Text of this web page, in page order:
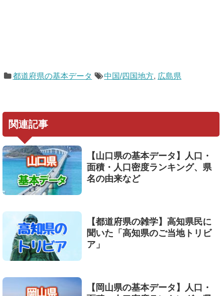
都道府県の基本データ 中国/四国地方, 広島県
関連記事
【山口県の基本データ】人口・
面積・人口密度ランキング、県
名の由来など
【都道府県の雑学】高知県民に
聞いた「高知県のご当地トリビ
ア」
【岡山県の基本データ】人口・